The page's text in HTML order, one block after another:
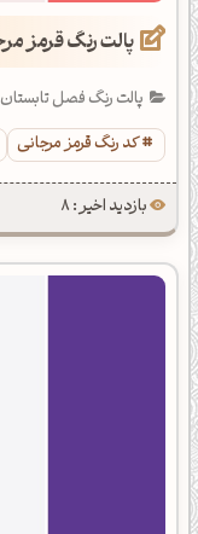
پالت رنگ قرمز
پالت رنگ فصل تابستان
کد رنگ قرمز مرجانی
بازدید اخیر : 8